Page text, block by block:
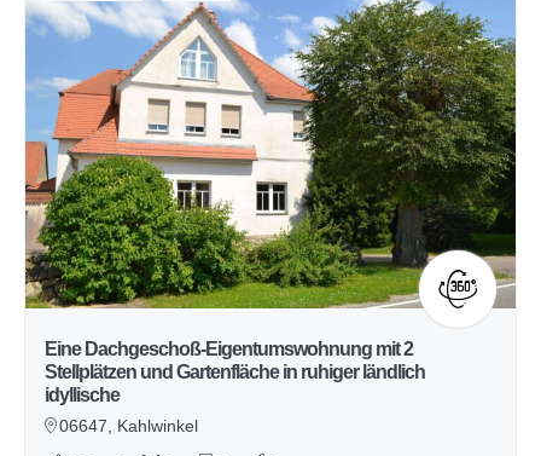
Eine Dachgeschoß-Eigentumswohnung mit 2
Stellplätzen und Gartenfläche in ruhiger ländlich
idyllische
06647, Kahlwinkel